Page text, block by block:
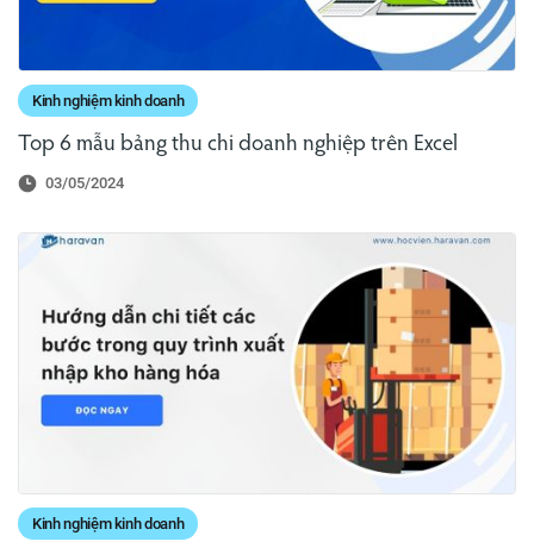
Kinh nghiệm kinh doanh
Top 6 mẫu bảng thu chi doanh nghiệp trên Excel
03/05/2024
Kinh nghiệm kinh doanh